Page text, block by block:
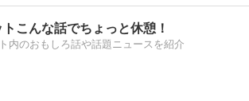
トこんな話でちょっと休憩！
内のおもしろ話や話題ニュースを紹介